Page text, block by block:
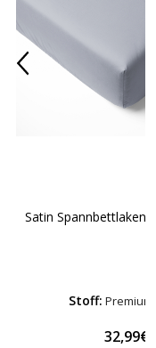
Satin Spannbettlaken
Stoff:
32,99€